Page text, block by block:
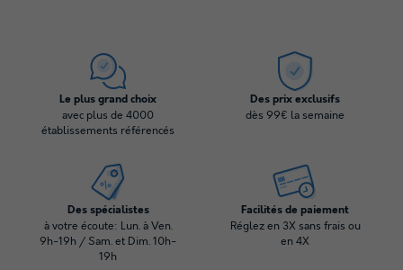
Le plus grand choix
avec plus de 4000
établissements référencés
Des prix exclusifs
dès 99€ la semaine
Des spécialistes
à votre écoute: Lun. à Ven.
9h-19h / Sam. et Dim. 10h-
19h
Facilités de paiement
Réglez en 3X sans frais ou
en 4X